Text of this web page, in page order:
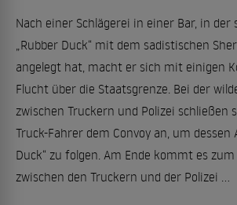
Nach einer Schlägerei in einer Bar, in der
„Rubber Duck“ mit dem sadistischen
angelegt hat, macht er sich mit einigen
Flucht über die Staatsgrenze. Bei der
zwischen Truckern und Polizei schließen
Truck-Fahrer dem Convoy an, um dessen
Duck“ zu folgen. Am Ende kommt es
zwischen den Truckern und der Polizei ...